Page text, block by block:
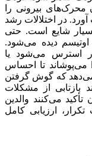
بیرونی را
در اختلالات رشد
شایع است. حتی
دیده می‌شود.
استرس می‌شود یا
می‌پوشاند تا احساس
می‌دهد که گوش گرفتن
بازتابی از مشکلات
می‌کنند والدین
ارزیابی کامل